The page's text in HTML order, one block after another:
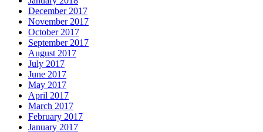
December 2017
November 2017
October 2017
September 2017
August 2017
July 2017
June 2017
May 2017
April 2017
March 2017
February 2017
January 2017